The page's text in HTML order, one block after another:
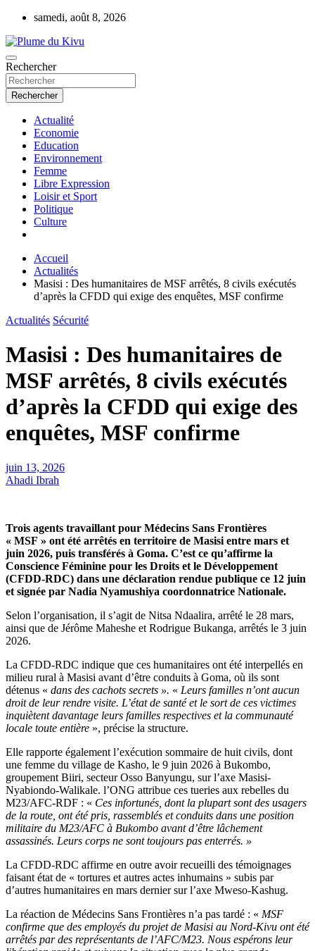
Aller
contenu
samedi, août 8, 2026
Plume du Kivu
Rechercher
Rechercher
Actualité
Economie
Education
Environnement
Femme
Libre Expression
Loisir et Sport
Politique
Culture
Accueil
Actualités
Masisi : Des humanitaires de MSF arrêtés, 8 civils exécutés
d’après la CFDD qui exige des enquêtes, MSF confirme
Actualités Sécurité
Masisi : Des humanitaires de
MSF arrêtés, 8 civils exécutés
d’après la CFDD qui exige des
enquêtes, MSF confirme
juin 13, 2026
Ahadi Ibrah
Trois agents travaillant pour Médecins Sans Frontières
« MSF » ont été arrêtés en territoire de Masisi entre mars et
juin 2026, puis transférés à Goma. C’est ce qu’affirme la
Conscience Féminine pour les Droits et le Développement
(CFDD-RDC) dans une déclaration rendue publique ce 12 juin
et signée par Nadia Nyamushiya coordonnatrice Nationale.
Selon l’organisation, il s’agit de Nitsa Ndaalira, arrêté le 28 mars,
ainsi que de Jérôme Maheshe et Rodrigue Bukanga, arrêtés le 3 juin
2026.
La CFDD-RDC indique que ces humanitaires ont été interpellés en
milieu rural à Masisi avant d’être conduits à Goma, où ils sont
détenus « dans des cachots secrets ». « Leurs familles n’ont aucun
droit de leur rendre visite. L’état de santé et le sort de ces victimes
inquiètent davantage leurs familles respectives et la communauté
locale toute entière », précise la structure.
Elle rapporte également l’exécution sommaire de huit civils, dont
une femme du village de Kasho, le 9 juin 2026 à Bukombo,
groupement Biiri, secteur Osso Banyungu, sur l’axe Masisi-
Nyabiondo-Walikale. l’ONG attribue ces tueries aux rebelles du
M23/AFC-RDF : « Ces infortunés, dont la plupart sont des usagers
de la route, ont été pris, rassemblés et conduits dans une position
militaire du M23/AFC à Bukombo avant d’être lâchement
assassinés. Leurs corps ne sont toujours pas enterrés. »
La CFDD-RDC affirme en outre avoir recueilli des témoignages
faisant état de « tortures et autres actes inhumains » subis par
d’autres humanitaires en mars dernier sur l’axe Mweso-Kashug.
La réaction de Médecins Sans Frontières n’a pas tardé : « MSF
confirme que des employés du projet de Masisi au Nord-Kivu ont été
arrêtés par des représentants de l’AFC/M23. Nous espérons leur